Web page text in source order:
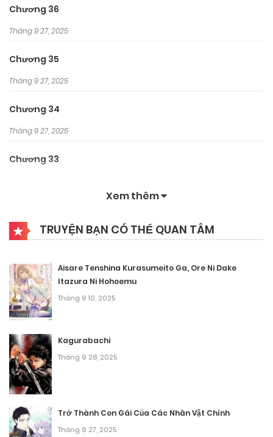
Chương 36
Tháng 9 27, 2025
Chương 35
Tháng 9 27, 2025
Chương 34
Tháng 9 27, 2025
Chương 33
Tháng 9 27, 2025
Tháng 9 27, 2025
Chương 30
Chương 29
Tháng 9 27, 2025
Chương 28
Tháng 9 27, 2025
Xem thêm
TRUYỆN BẠN CÓ THỂ QUAN TÂM
Aisare Tenshina Kurasumeito Ga, Ore Ni Dake
Itazura Ni Hohoemu
Tháng 9 10, 2025
Kagurabachi
Tháng 9 28, 2025
Trở Thành Con Gái Của Các Nhân Vật Chính
Tháng 9 27, 2025